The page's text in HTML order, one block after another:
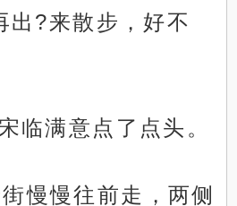
出?来散步，好不
临满意点了点头。
慢慢往前走，两侧